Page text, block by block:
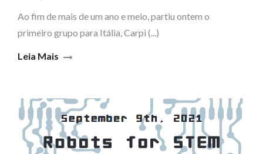
Ao fim de mais de um ano e meio, partiu ontem o
primeiro grupo para Itália, Carpi (...)
Leia Mais